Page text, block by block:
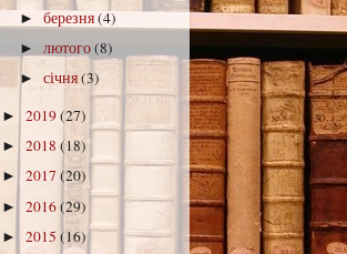
►березня(4)
►лютого(8)
►січня(3)
► 2019(27)
► 2018 (18)
► 2017 (20)
► 2016(29)
► 2015 (16)